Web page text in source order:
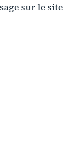
sur le site